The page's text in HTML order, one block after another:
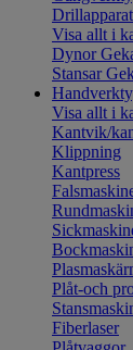
Drillapparat
Visa allt i
Dynor
Stansar
Visa allt i
Kantvik/
Klippning
Kantpress
Plåt-och
Fiberlaser